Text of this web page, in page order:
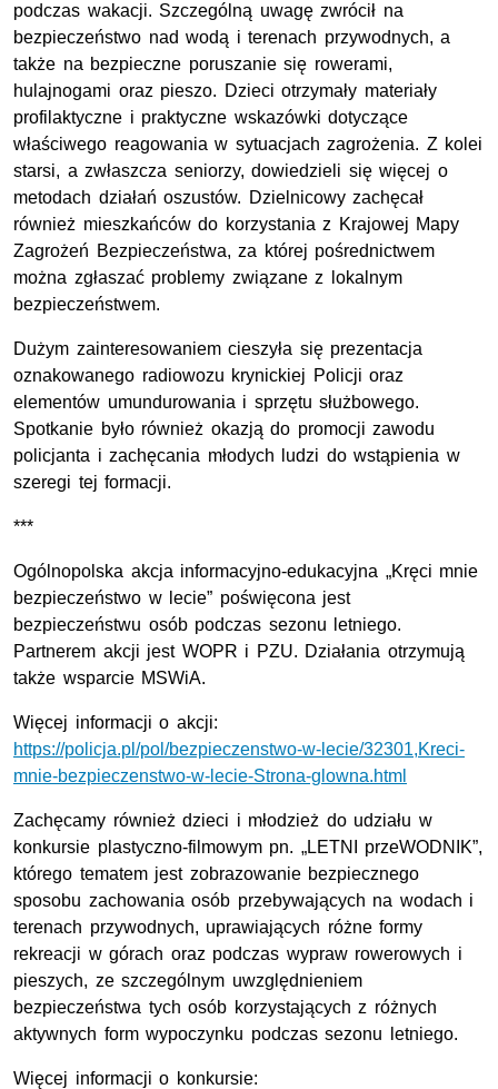
podczas wakacji. Szczególną uwagę zwrócił na
bezpieczeństwo nad wodą i terenach przywodnych, a
także na bezpieczne poruszanie się rowerami,
hulajnogami oraz pieszo. Dzieci otrzymały materiały
profilaktyczne i praktyczne wskazówki dotyczące
właściwego reagowania w sytuacjach zagrożenia. Z kolei
starsi, a zwłaszcza seniorzy, dowiedzieli się więcej o
metodach działań oszustów. Dzielnicowy zachęcał
również mieszkańców do korzystania z Krajowej Mapy
Zagrożeń Bezpieczeństwa, za której pośrednictwem
można zgłaszać problemy związane z lokalnym
bezpieczeństwem.
Dużym zainteresowaniem cieszyła się prezentacja
oznakowanego radiowozu krynickiej Policji oraz
elementów umundurowania i sprzętu służbowego.
Spotkanie było również okazją do promocji zawodu
policjanta i zachęcania młodych ludzi do wstąpienia w
szeregi tej formacji.
***
Ogólnopolska akcja informacyjno-edukacyjna „Kręci mnie
bezpieczeństwo w lecie” poświęcona jest
bezpieczeństwu osób podczas sezonu letniego.
Partnerem akcji jest WOPR i PZU. Działania otrzymują
także wsparcie MSWiA.
Więcej informacji o akcji:
https://policja.pl/pol/bezpieczenstwo-w-lecie/32301,Kreci-
mnie-bezpieczenstwo-w-lecie-Strona-glowna.html
Zachęcamy również dzieci i młodzież do udziału w
konkursie plastyczno-filmowym pn. „LETNI przeWODNIK”,
którego tematem jest zobrazowanie bezpiecznego
sposobu zachowania osób przebywających na wodach i
terenach przywodnych, uprawiających różne formy
rekreacji w górach oraz podczas wypraw rowerowych i
pieszych, ze szczególnym uwzględnieniem
bezpieczeństwa tych osób korzystających z różnych
aktywnych form wypoczynku podczas sezonu letniego.
Więcej informacji o konkursie: